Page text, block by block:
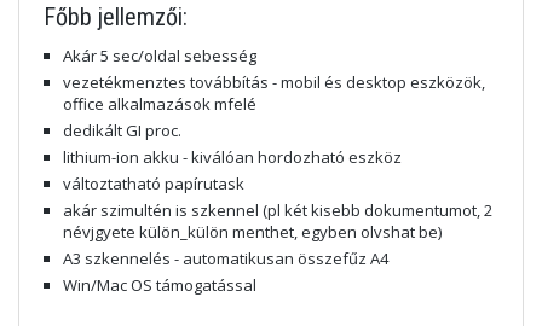
Főbb jellemzői:
Akár 5 sec/oldal sebesség
vezetékmenztes továbbítás - mobil és desktop eszközök,
office alkalmazások mfelé
dedikált GI proc.
lithium-ion akku - kiválóan hordozható eszköz
változtatható papírutask
akár szimultén is szkennel (pl két kisebb dokumentumot, 2
névjgyete külön_külön menthet, egyben olvshat be)
A3 szkennelés - automatikusan összefűz A4
Win/Mac OS támogatással